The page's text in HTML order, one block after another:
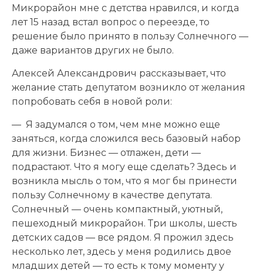
Микрорайон мне с детства нравился, и когда
лет 15 назад встал вопрос о переезде, то
решение было принято в пользу Солнечного —
даже вариантов других не было.
Алексей Александрович рассказывает, что
желание стать депутатом возникло от желания
попробовать себя в новой роли:
— Я задумался о том, чем мне можно еще
заняться, когда сложился весь базовый набор
для жизни. Бизнес — отлажен, дети —
подрастают. Что я могу еще сделать? Здесь и
возникла мысль о том, что я мог бы принести
пользу Солнечному в качестве депутата.
Солнечный — очень компактный, уютный,
пешеходный микрорайон. Три школы, шесть
детских садов — все рядом. Я прожил здесь
несколько лет, здесь у меня родились двое
младших детей — то есть к тому моменту у